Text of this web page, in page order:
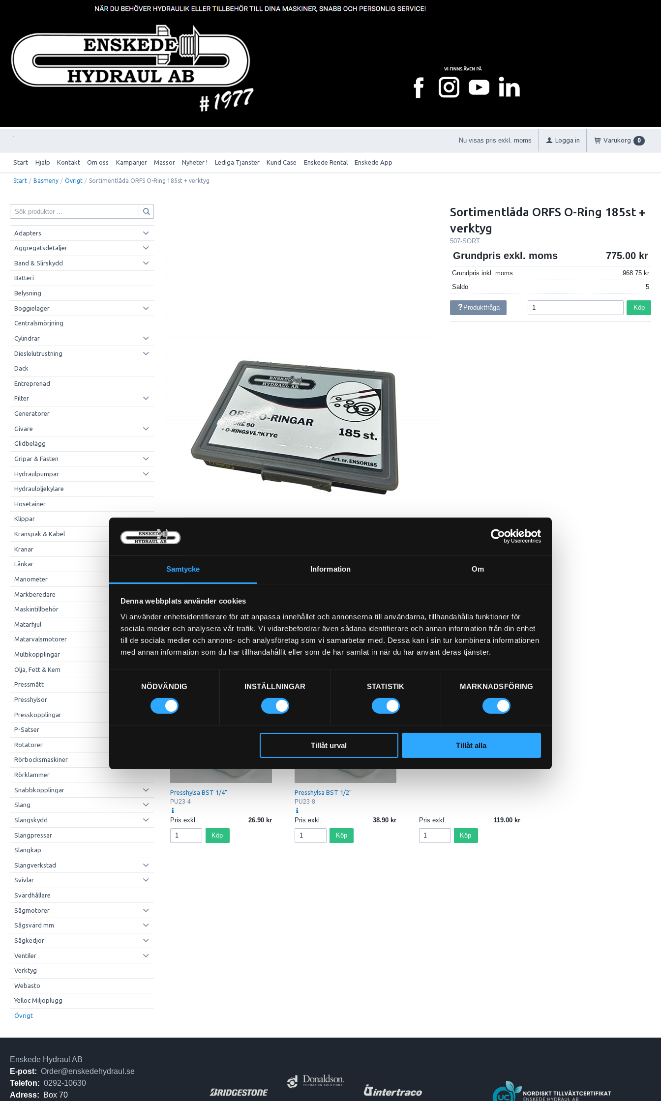
Samtycke Information Om
Denna webbplats använder cookies
Vi använder enhetsidentifierare för att anpassa innehållet och annonserna till användarna, tillhandahålla funktioner för
sociala medier och analysera vår trafik. Vi vidarebefordrar även sådana identifierare och annan information från din enhet
till de sociala medier och annons- och analysföretag som vi samarbetar med. Dessa kan i sin tur kombinera informationen
med annan information som du har tillhandahållit eller som de har samlat in när du har använt deras tjänster.
NÖDVÄNDIG
INSTÄLLNINGAR STATISTIK MARKNADSFÖRING
Tillåt urval Tillåt alla
Nu visas pris exkl. moms Logga in Varukorg 0
Start Hjälp Kontakt Om oss Kampanjer Mässor Nyheter ! Lediga Tjänster Kund Case Enskede Rental Enskede App
Start / Basmeny / Övrigt / Sortimentlåda ORFS O-Ring 185st + verktyg
Adapters
Aggregatsdetaljer
Band & Slirskydd
Batteri
Belysning
Boggielager
Centralsmörjning
Cylindrar
Dieslelutrustning
Däck
Entreprenad
Filter
Generatorer
Givare
Glidbelägg
Gripar & Fästen
Hydraulpumpar
Hydrauloljekylare
Hosetainer
Klippar
Kranspak & Kabel
Kranar
Länkar
Manometer
Markberedare
Maskintillbehör
Matarhjul
Matarvalsmotorer
Multikopplingar
Olja, Fett & Kem
Pressmått
Presshylsor
Presskopplingar
P-Satser
Rotatorer
Rörbocksmaskiner
Rörklammer
Snabbkopplingar
Slang
Slangskydd
Slangpressar
Slangkap
Slangverkstad
Svivlar
Svärdhållare
Sågmotorer
Sågsvärd mm
Sågkedjor
Ventiler
Verktyg
Webasto
Yelloc Miljöplugg
Övrigt
Sortimentlåda ORFS O-Ring 185st +
verktyg
507-SORT
Grundpris exkl. moms 775.00
Grundpris inkl. moms
968.75
Saldo
5
Produktfråga Köp
Presshylsa BST 1/4"
PU23-4
Pris exkl. 26.90
Köp
Presshylsa BST 1/2"
PU23-8
Pris exkl. 38.90
Köp
P-HYLSA 4ST 3/4"
Pris exkl. 119.00
Köp
Enskede Hydraul AB
E-post: Order@enskedehydraul.se
Telefon: 0292-10630
Adress:
Box 70